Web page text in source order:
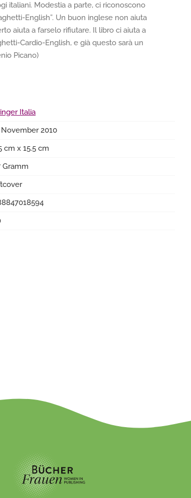
italiani. Modestia a parte, ci riconoscono
English”. Un buon inglese non aiuta
aiuta a farselo rifiutare. Il libro ci aiuta a
Cardio-English, e già questo sarà un
Picano)
Italia
2010
cm x 15.5 cm
Gramm